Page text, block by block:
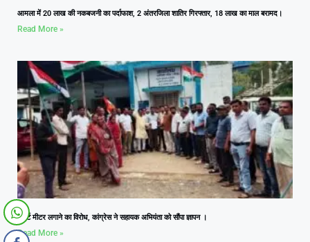
आमला में 20 लाख की नकबजनी का पर्दाफाश, 2 अंतरजिला शातिर गिरफ्तार, 18 लाख का माल बरामद।
Read More »
स्मार्ट मीटर लगाने का विरोध, कांग्रेस ने सहायक अभियंता को सौंपा ज्ञापन ।
Read More »